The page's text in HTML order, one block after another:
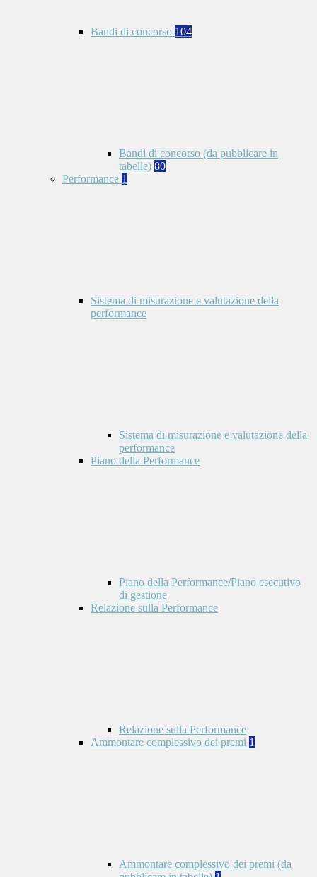
Bandi di concorso 104
Bandi di concorso (da pubblicare in
tabelle) 80
Performance 1
Sistema di misurazione e valutazione della
performance
Sistema di misurazione e valutazione della
performance
Piano della Performance
Piano della Performance/Piano esecutivo
di gestione
Relazione sulla Performance
Relazione sulla Performance
Ammontare complessivo dei premi 1
Ammontare complessivo dei premi (da